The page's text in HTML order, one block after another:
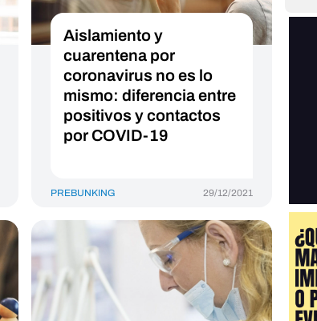
Aislamiento y
cuarentena por
coronavirus no es lo
mismo: diferencia entre
positivos y contactos
por COVID-19
PREBUNKING 29/12/2021